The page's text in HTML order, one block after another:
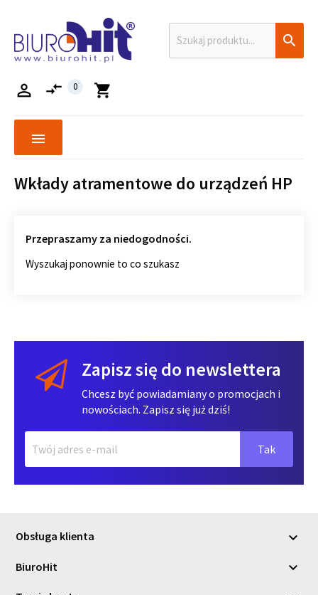

shopping_cart
compare_arrows 0

menu
Wkłady atramentowe do urządzeń HP
Przepraszamy za niedogodności.
Wyszukaj ponownie to co szukasz
Zapisz się do newslettera
Chcesz być powiadamiany o promocjach i
nowościach. Zapisz się już dziś!
Obsługa klienta 
BiuroHit 